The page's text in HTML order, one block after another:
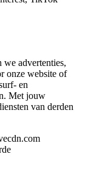
we advertenties,
onze website of
en
Met jouw
van derden